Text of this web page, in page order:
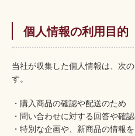
個人情報の利用目的
当社が収集した個人情報は、次
す。
・購入商品の確認や配送のため
・問い合わせに対する回答や確
・特別な企画や、新商品の情報